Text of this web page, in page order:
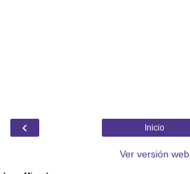
‹ Inicio
Ver versión web